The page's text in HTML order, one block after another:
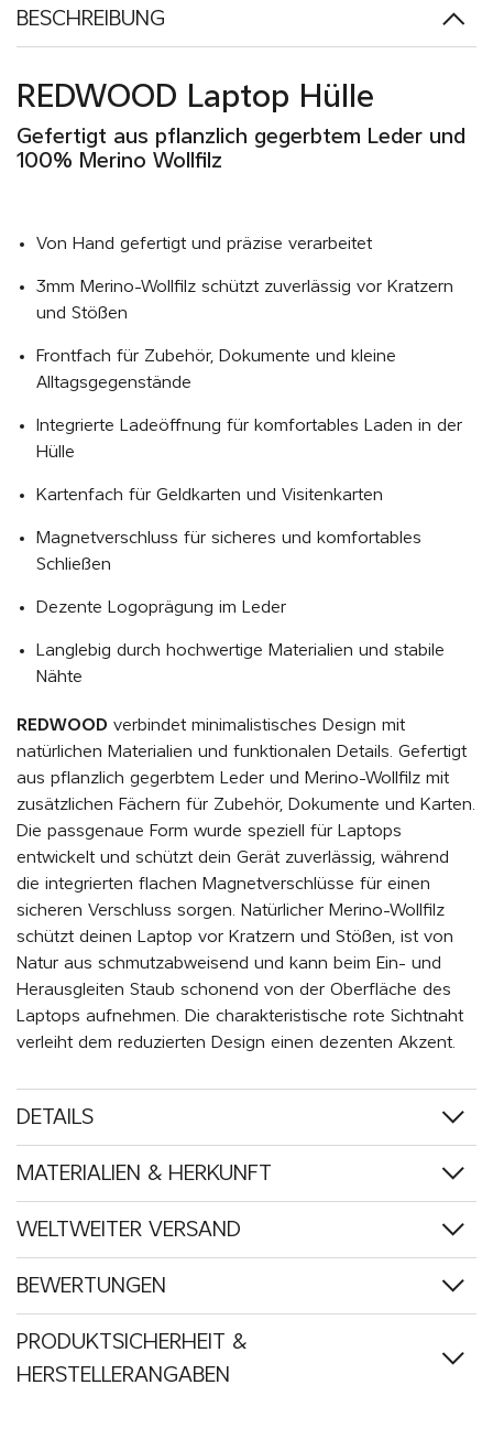
BESCHREIBUNG
REDWOOD Laptop Hülle
Gefertigt aus pflanzlich gegerbtem Leder und
100% Merino Wollfilz
Von Hand gefertigt und präzise verarbeitet
3mm Merino-Wollfilz schützt zuverlässig vor Kratzern
und Stößen
Frontfach für Zubehör, Dokumente und kleine
Alltagsgegenstände
Integrierte Ladeöffnung für komfortables Laden in der
Hülle
Kartenfach für Geldkarten und Visitenkarten
Magnetverschluss für sicheres und komfortables
Schließen
Dezente Logoprägung im Leder
Langlebig durch hochwertige Materialien und stabile
Nähte
REDWOOD verbindet minimalistisches Design mit
natürlichen Materialien und funktionalen Details. Gefertigt
aus pflanzlich gegerbtem Leder und Merino-Wollfilz mit
zusätzlichen Fächern für Zubehör, Dokumente und Karten.
Die passgenaue Form wurde speziell für Laptops
entwickelt und schützt dein Gerät zuverlässig, während
die integrierten flachen Magnetverschlüsse für einen
sicheren Verschluss sorgen. Natürlicher Merino-Wollfilz
schützt deinen Laptop vor Kratzern und Stößen, ist von
Natur aus schmutzabweisend und kann beim Ein- und
Herausgleiten Staub schonend von der Oberfläche des
Laptops aufnehmen. Die charakteristische rote Sichtnaht
verleiht dem reduzierten Design einen dezenten Akzent.
DETAILS
MATERIALIEN & HERKUNFT
WELTWEITER VERSAND
BEWERTUNGEN
PRODUKTSICHERHEIT &
HERSTELLERANGABEN